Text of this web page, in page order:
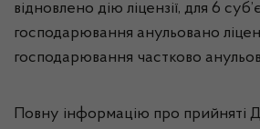
відновлено дію ліцензії, для 6
господарювання анульовано
господарювання частково
Повну інформацію про прийняті